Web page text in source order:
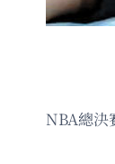
NBA總決